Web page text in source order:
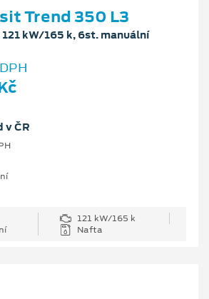
Trend 350 L3
121 kW/165 k, 6st. manuální
v ČR
121 kW/165 k
Nafta